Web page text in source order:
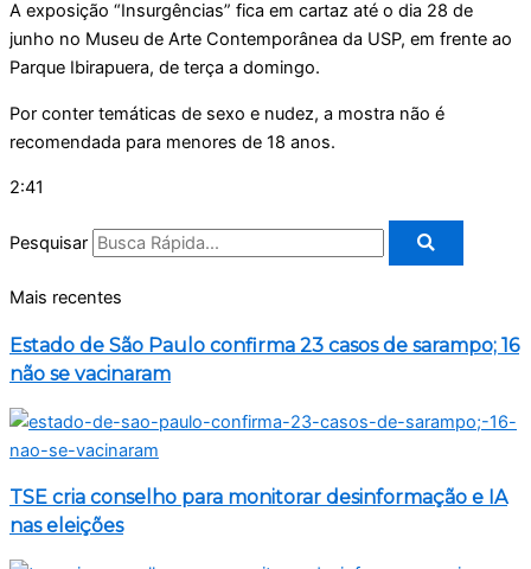
A exposição “Insurgências” fica em cartaz até o dia 28 de
junho no Museu de Arte Contemporânea da USP, em frente ao
Parque Ibirapuera, de terça a domingo.
Por conter temáticas de sexo e nudez, a mostra não é
recomendada para menores de 18 anos.
2:41
Pesquisar
Mais recentes
Estado de São Paulo confirma 23 casos de sarampo; 16
não se vacinaram
TSE cria conselho para monitorar desinformação e IA
nas eleições